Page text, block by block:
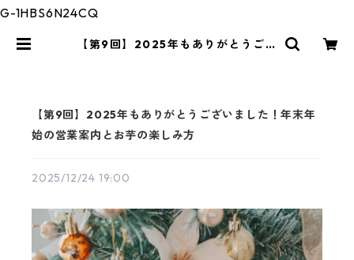
G-1HBS6N24CQ
【第9回】2025年もありがとうござ
【第9回】2025年もありがとうございました！年末年
始の営業案内とお芋の楽しみ方
2025/12/24 19:00